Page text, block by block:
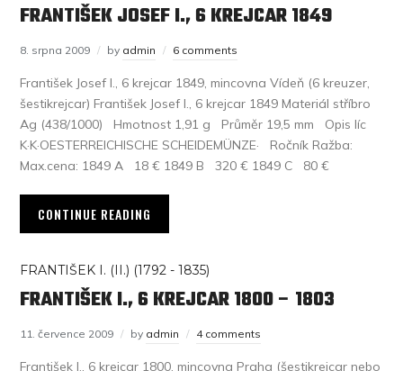
FRANTIŠEK JOSEF I., 6 KREJCAR 1849
8. srpna 2009 by admin 6 comments
František Josef I., 6 krejcar 1849, mincovna Vídeň (6 kreuzer,
šestikrejcar) František Josef I., 6 krejcar 1849 Materiál stříbro
Ag (438/1000) Hmotnost 1,91 g Průměr 19,5 mm Opis líc
K·K·OESTERREICHISCHE SCHEIDEMÜNZE· Ročník Ražba:
Max.cena: 1849 A 18 € 1849 B 320 € 1849 C 80 €
CONTINUE READING
FRANTIŠEK I. (II.) (1792 - 1835)
FRANTIŠEK I., 6 KREJCAR 1800 – 1803
11. července 2009 by admin 4 comments
František I., 6 krejcar 1800, mincovna Praha (šestikrejcar nebo